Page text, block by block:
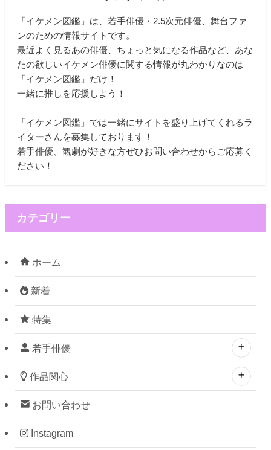
「イケメン図鑑」は、若手俳優・2.5次元俳優、舞台ファ
ンのための情報サイトです。
最近よく見るあの俳優、ちょっと気になる作品など、あな
たの欲しいイケメン俳優に関する情報が丸わかりなのは
「イケメン図鑑」だけ！
一緒に推しを応援しよう！
「イケメン図鑑」では一緒にサイトを盛り上げてくれるラ
イターさんを募集しております！
若手俳優、観劇が好きな方ぜひお問い合わせからご応募く
ださい！
カテゴリー
ホーム
新着
特集
若手俳優
作品関心
お問い合わせ
Instagram